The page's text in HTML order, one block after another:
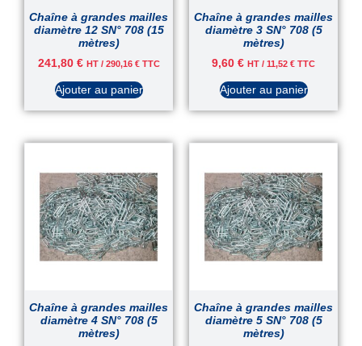
Chaîne à grandes mailles
diamètre 12 SN° 708 (15
mètres)
241,80 € HT / 290,16 €TTC
Ajouter au panier
Chaîne à grandes mailles
diamètre 3 SN° 708 (5
mètres)
9,60 € HT / 11,52 € TTC
Ajouter au panier
Chaîne à grandes mailles
diamètre 4 SN° 708 (5
mètres)
Chaîne à grandes mailles
diamètre 5 SN° 708 (5
mètres)